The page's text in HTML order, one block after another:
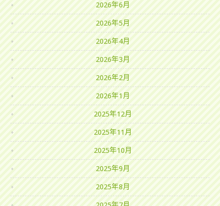
2026年6月
2026年5月
2026年4月
2026年3月
2026年2月
2026年1月
2025年12月
2025年11月
2025年10月
2025年9月
2025年8月